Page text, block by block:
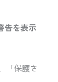
告を表示
「保護さ